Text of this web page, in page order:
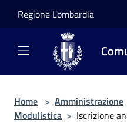
Regione Lombardia
Home > Amministrazione
Modulistica > Iscrizione